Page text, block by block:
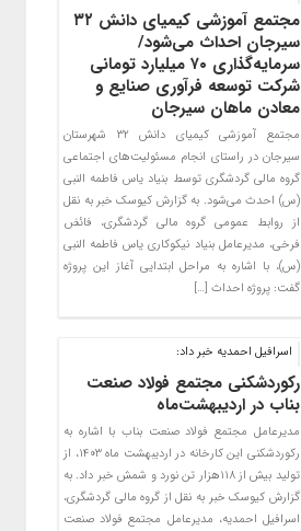
مجتمع آموزشی کیمیای دانش ۳۲
سیرجان احداث می‌شود/
سرمایه‌گذاری ۷۰ میلیارد تومانی
شرکت توسعه فرآوری صنایع و
معادن ماهان سیرجان
مجتمع آموزشی کیمیای دانش ۳۲ شهرستان
سیرجان در راستای انجام مسئولیت‌های اجتماعی
گروه مالی گردشگری توسط بنیاد یاس فاطمه النبی
(س) احدث می‌شود. به گزارش کیوسک خبر به نقل
از روابط عمومی گروه مالی گردشگری، فائض
فرخی، مدیرعامل بنیاد نیکوکاری یاس فاطمه النبی
(س)، با اشاره به مراحل ابتدایی آغاز این پروژه
گفت: پروژه احداث […]
اسرافیل احمدیه خبر داد:
رکوردشکنی مجتمع فولاد صنعت
بناب در اردیبهشت‌ماه
مدیرعامل مجتمع فولاد صنعت بناب با اشاره به
رکوردشکنی این کارخانه در اردیبهشت ماه ۱۴۰۳، از
تولید بیش از ۱۱۸هزار تن نورد و شمش خبر داد. به
گزارش کیوسک خبر به نقل از گروه مالی گردشگری،
اسرافیل احمدیه، مدیرعامل مجتمع فولاد صنعت